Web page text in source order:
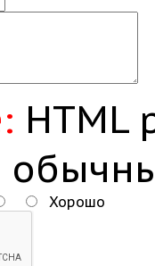
HTML
Хорошо